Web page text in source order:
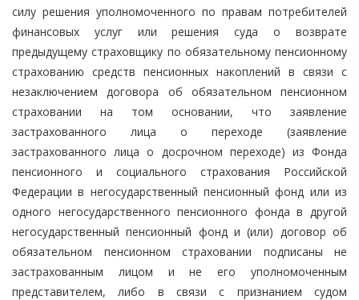
силу решения уполномоченного по правам потребителей
финансовых услуг или решения суда о возврате
предыдущему страховщику по обязательному пенсионному
страхованию средств пенсионных накоплений в связи с
незаключением договора об обязательном пенсионном
страховании на том основании, что заявление
застрахованного лица о переходе (заявление
застрахованного лица о досрочном переходе) из Фонда
пенсионного и социального страхования Российской
Федерации в негосударственный пенсионный фонд или из
одного негосударственного пенсионного фонда в другой
негосударственный пенсионный фонд и (или) договор об
обязательном пенсионном страховании подписаны не
застрахованным лицом и не его уполномоченным
представителем, либо в связи с признанием судом